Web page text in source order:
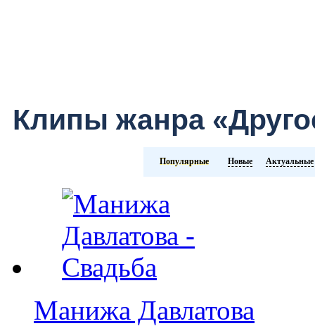
Клипы жанра
Популярные Новые Актуальные
Манижа Давлатова